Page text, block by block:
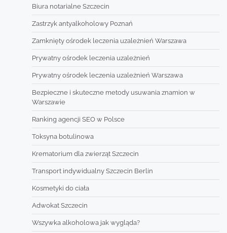
Biura notarialne Szczecin
Zastrzyk antyalkoholowy Poznań
Zamknięty ośrodek leczenia uzależnień Warszawa
Prywatny ośrodek leczenia uzależnień
Prywatny ośrodek leczenia uzależnień Warszawa
Bezpieczne i skuteczne metody usuwania znamion w
Warszawie
Ranking agencji SEO w Polsce
Toksyna botulinowa
Krematorium dla zwierząt Szczecin
Transport indywidualny Szczecin Berlin
Kosmetyki do ciała
Adwokat Szczecin
Wszywka alkoholowa jak wygląda?